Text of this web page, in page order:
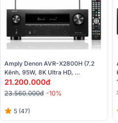
Amply Denon AVR-X2800H (7.2
Kênh, 95W, 8K Ultra HD,
Bluetooth, USB, HEOS)
21.200.000đ
23.560.000đ -10%
5 (47)